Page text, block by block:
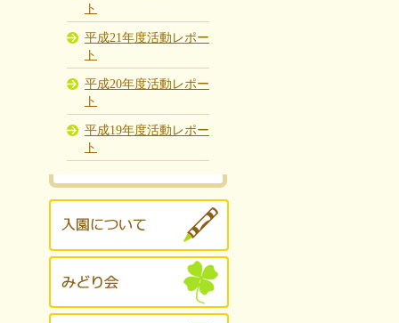
ト
平成21年度活動レポー
ト
平成20年度活動レポー
ト
平成19年度活動レポー
ト